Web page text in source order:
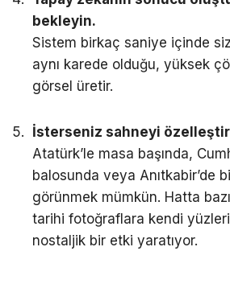
bekleyin.
Sistem birkaç saniye içinde
aynı karede olduğu, yüksek
görsel üretir.
İsterseniz sahneyi
Atatürk’le masa başında,
balosunda veya Anıtkabir’de
görünmek mümkün. Hatta
tarihi fotoğraflara kendi
nostaljik bir etki yaratıyor.